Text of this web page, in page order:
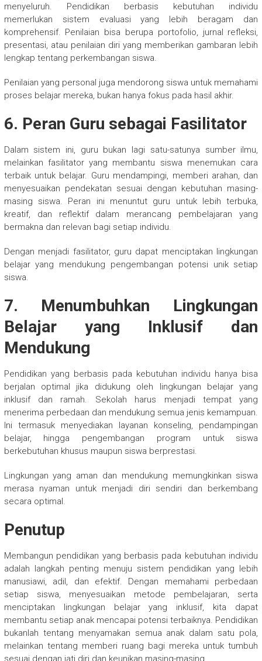
menyeluruh. Pendidikan berbasis kebutuhan individu
memerlukan sistem evaluasi yang lebih beragam dan
komprehensif. Penilaian bisa berupa portofolio, jurnal refleksi,
presentasi, atau penilaian diri yang memberikan gambaran lebih
lengkap tentang perkembangan siswa.
Penilaian yang personal juga mendorong siswa untuk memahami
proses belajar mereka, bukan hanya fokus pada hasil akhir.
6. Peran Guru sebagai Fasilitator
Dalam sistem ini, guru bukan lagi satu-satunya sumber ilmu,
melainkan fasilitator yang membantu siswa menemukan cara
terbaik untuk belajar. Guru mendampingi, memberi arahan, dan
menyesuaikan pendekatan sesuai dengan kebutuhan masing-
masing siswa. Peran ini menuntut guru untuk lebih terbuka,
kreatif, dan reflektif dalam merancang pembelajaran yang
bermakna dan relevan bagi setiap individu.
Dengan menjadi fasilitator, guru dapat menciptakan lingkungan
belajar yang mendukung pengembangan potensi unik setiap
siswa.
7. Menumbuhkan Lingkungan
Belajar yang Inklusif dan
Mendukung
Pendidikan yang berbasis pada kebutuhan individu hanya bisa
berjalan optimal jika didukung oleh lingkungan belajar yang
inklusif dan ramah. Sekolah harus menjadi tempat yang
menerima perbedaan dan mendukung semua jenis kemampuan.
Ini termasuk menyediakan layanan konseling, pendampingan
belajar, hingga pengembangan program untuk siswa
berkebutuhan khusus maupun siswa berprestasi.
Lingkungan yang aman dan mendukung memungkinkan siswa
merasa nyaman untuk menjadi diri sendiri dan berkembang
secara optimal.
Penutup
Membangun pendidikan yang berbasis pada kebutuhan individu
adalah langkah penting menuju sistem pendidikan yang lebih
manusiawi, adil, dan efektif. Dengan memahami perbedaan
setiap siswa, menyesuaikan metode pembelajaran, serta
menciptakan lingkungan belajar yang inklusif, kita dapat
membantu setiap anak mencapai potensi terbaiknya. Pendidikan
bukanlah tentang menyamakan semua anak dalam satu pola,
melainkan tentang memberi ruang bagi mereka untuk tumbuh
sesuai dengan jati diri dan keunikan masing-masing.